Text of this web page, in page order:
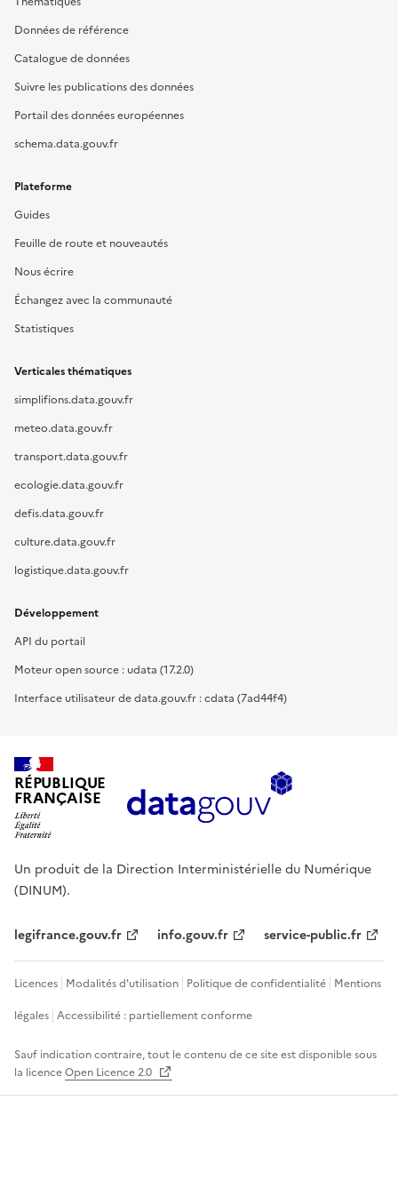
Données de référence
Catalogue de données
Suivre les publications des données
Portail des données européennes
schema.data.gouv.fr
Plateforme
Guides
Feuille de route et nouveautés
Nous écrire
Échangez avec la communauté
Statistiques
Verticales thématiques
simplifions.data.gouv.fr
meteo.data.gouv.fr
transport.data.gouv.fr
ecologie.data.gouv.fr
defis.data.gouv.fr
culture.data.gouv.fr
logistique.data.gouv.fr
Développement
API du portail
Moteur open source : udata (17.2.0)
Interface utilisateur de data.gouv.fr : cdata (7ad44f4)
RÉPUBLIQUE
FRANÇAISE
Un produit de la Direction Interministérielle du Numérique
(DINUM).
legifrance.gouv.fr info.gouv.fr service-public.fr
Licences Modalités d'utilisation Politique de confidentialité Mentions
légales Accessibilité : partiellement conforme
Sauf indication contraire, tout le contenu de ce site est disponible sous
la licenceOpen Licence 2.0